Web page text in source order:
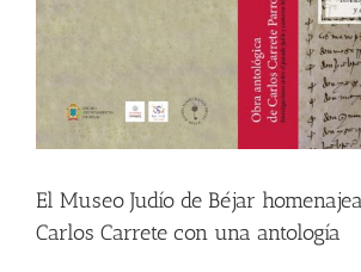
El Museo Judío de Béjar
Carlos Carrete con una antología